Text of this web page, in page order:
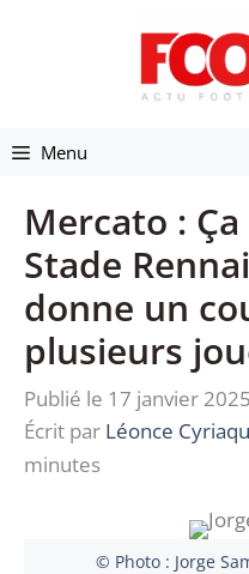
Menu
Mercato :
Stade
donne un
plusieurs
Publié le 17 janvier
Écrit par Léonce
minutes
© Photo : Jorge